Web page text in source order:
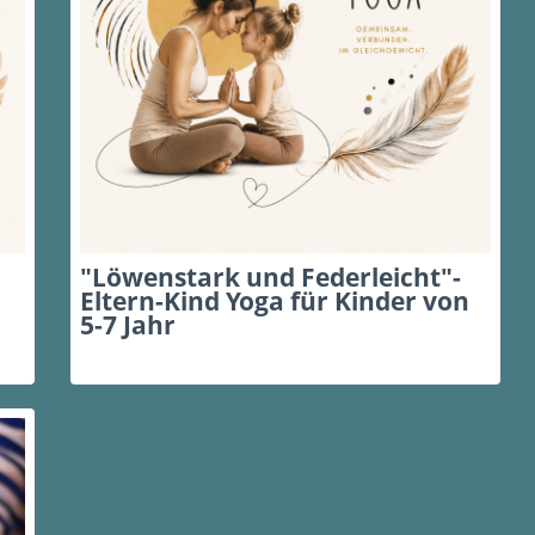
"Löwenstark und Federleicht"-
Eltern-Kind Yoga für Kinder von
5-7 Jahr